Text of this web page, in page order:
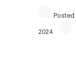
Posted
2024